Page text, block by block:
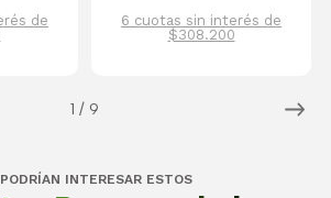
1 / 9
de
6 cuotas sin interés de
$308.200
INTERESAR ESTOS